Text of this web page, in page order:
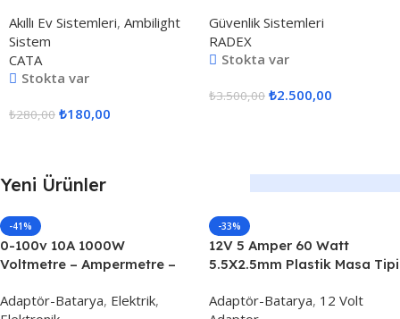
Akıllı Ev Sistemleri, Ambilight
Sistem
CATA
Stokta var
₺280,00 ₺180,00
Renkli Gece Görüş
Güvenlik Sistemleri
RADEX
Stokta var
₺3.500,00 ₺2.500,00
Yeni Ürünler
-41%
0-100v 10A 1000W
Voltmetre – Ampermetre –
Adaptör-Batarya, Elektrik,
-33%
12V 5 Amper 60 Watt
5.5X2.5mm Plastik Masa Tipi
Adaptör-Batarya, 12 Volt